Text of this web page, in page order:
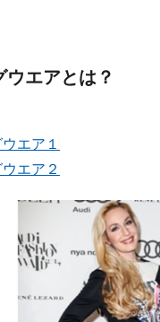
エアとは？
エア１
エア２